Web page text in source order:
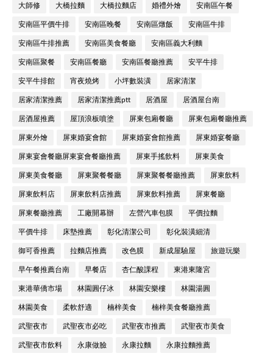
大師修 大橋拉麵 大橋拉麵店 婚禮外燴 安南區午餐
安南區平價牛排 安南區晚餐 安南區燉飯 安南區牛排
安南區牛排推薦 安南區美食餐廳 安南區義大利麵
安南區聚餐 安南區餐廳 安南區餐廳推薦 安平牛排
安平牛排館 宵夜燒烤 小坪數裝潢 居家清潔
居家清潔推薦 居家清潔推薦ptt 居酒屋 居酒屋台南
居酒屋推薦 屋頂浪板噴塗 屏東包廂餐廳 屏東包廂餐廳推薦
屏東外燴 屏東婚宴會館 屏東婚宴會館推薦 屏東婚宴餐廳
屏東宴會餐廳屏東宴會餐廳推薦 屏東手搖飲料 屏東美食
屏東美食餐廳 屏東聚餐餐廳 屏東聚餐餐廳推薦 屏東飲料
屏東飲料店 屏東飲料店推薦 屏東飲料推薦 屏東餐廳
屏東餐廳推薦 工廠開幕辦 左營汽車包膜 平價拉麵
平價牛排 床墊推薦 彰化清潔公司 彰化裝潢細清
御可香推薦 拉麵店推薦 改色膜 新成屋驗屋 旅遊玩樂
早午餐推薦台南 早餐店 杏仁酸課程 東港東隆宮
東港華僑市場 林園圓仔冰 林園安樂樓 林園湯圓
林園美食 柔軟舒適 楠梓美食 楠梓美食餐廳推薦
武聖夜市 武聖夜市必吃 武聖夜市推薦 武聖夜市美食
武聖夜市飲料 永康做臉 永康拉麵 永康拉麵推薦